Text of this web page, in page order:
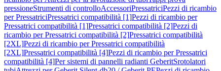
pressioneStrumenti di controlloAccessoriPressatriciPezzi di ricambio
per PressatriciPressatrici compatibilità [1]Pezzi di ricambio per
Pressatrici compatibilità [1]Pressatrici compatibilità [2]Pezzi di
ricambio per Pressatrici compatibilità [2]Pressatrici compatibilità
[2XL]Pezzi di ricambio per Pressatrici compatibilità
[2XL]Pressatrici compatibilità [4]Pezzi di ricambio per Pressatrici
compatibilità [4]Per sistemi di pannelli radianti GeberitSrotolatori